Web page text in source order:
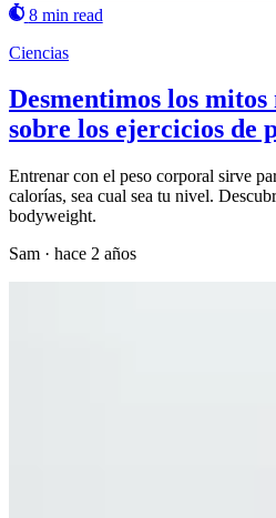
8 min read
Ciencias
Desmentimos los mitos
sobre los ejercicios de
Entrenar con el peso corporal sirve
calorías, sea cual sea tu nivel.
bodyweight.
Sam · hace 2 años